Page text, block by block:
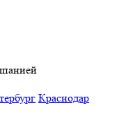
Краснодар